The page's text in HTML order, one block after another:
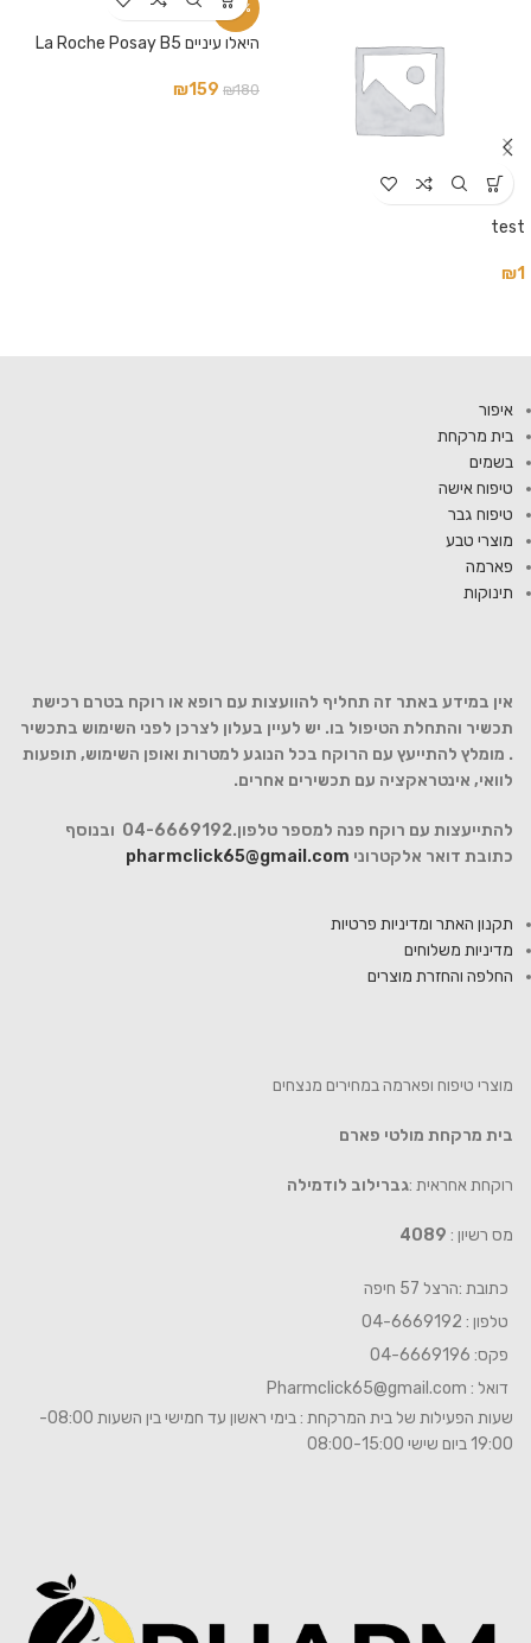
test
₪1
-12%
היאלו עיניים La Roche Posay B5
₪180
₪159
איפור
בית מרקחת
בשמים
טיפוח אישה
טיפוח גבר
מוצרי טבע
פארמה
תינוקות
אין במידע באתר זה תחליף להוועצות עם רופא או רוקח בטרם רכישת
תכשיר והתחלת הטיפול בו. יש לעיין בעלון לצרכן לפני השימוש בתכשיר
. מומלץ להתייעץ עם הרוקח בכל הנוגע למטרות ואופן השימוש, תופעות
לוואי, אינטראקציה עם תכשירים אחרים.
להתייעצות עם רוקח פנה למספר טלפון.04-6669192 ובנוסף
כתובת דואר אלקטרוני pharmclick65@gmail.com
תקנון האתר ומדיניות פרטיות
מדיניות משלוחים
החלפה והחזרת מוצרים
מוצרי טיפוח ופארמה במחירים מנצחים
בית מרקחת מולטי פארם
רוקחת אחראית :גברילוב לודמילה
מס רשיון : 4089
כתובת :הרצל 57 חיפה
טלפון : 04-6669192
פקס: 04-6669196
דואל : Pharmclick65@gmail.com
שעות הפעילות של בית המרקחת : בימי ראשון עד חמישי בין השעות 08:00-
19:00 ביום שישי 08:00-15:00